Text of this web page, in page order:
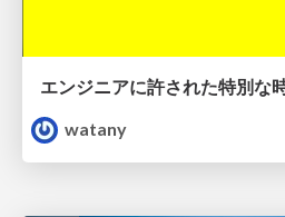
エンジニアに許された特別な
watany